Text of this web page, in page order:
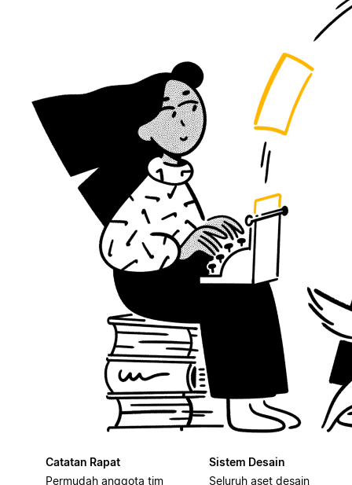
Catatan Rapat
Permudah anggota tim
Sistem Desain
Seluruh aset desain